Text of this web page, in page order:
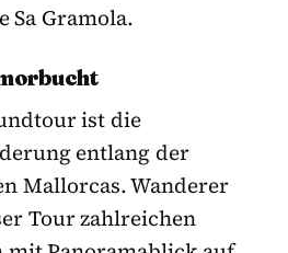
Sa Gramola.
ist die
entlang der
Mallorcas. Wanderer
Tour zahlreichen